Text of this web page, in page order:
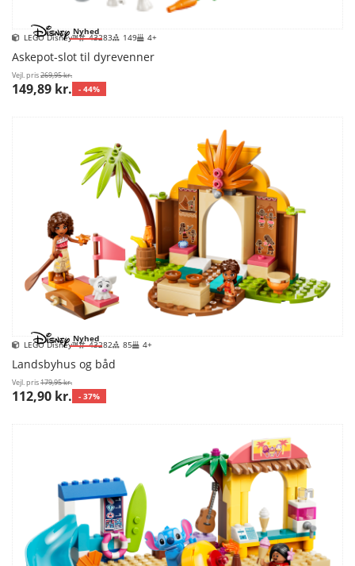
Nyhed
LEGO Disney™ 43283 149 4+
Askepot-slot til dyrevenner
Vejl. pris269,95 kr.
149,89 kr. - 44%
Nyhed
LEGO Disney™ 43282 85 4+
Landsbyhus og båd
Vejl. pris179,95 kr.
112,90 kr. - 37%